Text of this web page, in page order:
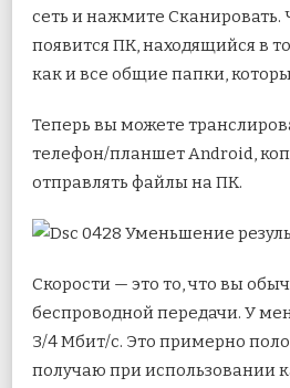
сеть и нажмите Сканировать.
появится ПК, находящийся в
как и все общие папки,
Теперь вы можете
телефон/планшет Android,
отправлять файлы на ПК.
Скорости — это то, что вы
беспроводной передачи. У
3/4 Мбит/с. Это примерно
получаю при использовании